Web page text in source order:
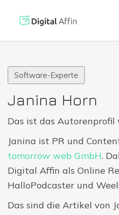
SOFTWARE-
Neuste Artikel
Software-Experte
Janina Horn
Das ist das Autorenprofil
Janina ist PR und
tomorrow web GmbH.
Digital Affin als Online
HalloPodcaster und
Das sind die Artikel von